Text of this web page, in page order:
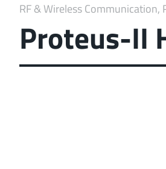
RF & Wireless Communication,
Proteus-II